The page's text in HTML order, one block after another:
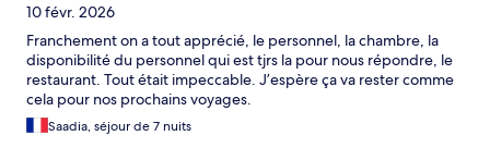
10 févr. 2026
Franchement on a tout apprécié, le personnel, la chambre, la
disponibilité du personnel qui est tjrs la pour nous répondre, le
restaurant. Tout était impeccable. J’espère ça va rester comme
cela pour nos prochains voyages.
Saadia, séjour de 7 nuits